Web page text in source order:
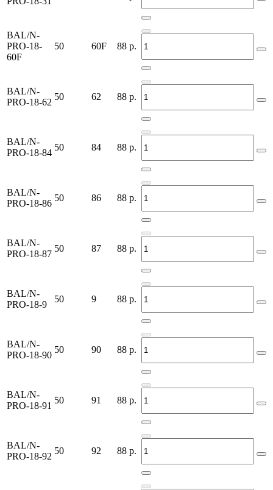
BAL/N-
PRO-18-
60F
50 60F 88 р.
BAL/N-
PRO-18-62
50 62 88 р.
BAL/N-
PRO-18-84
50 84 88 р.
BAL/N-
PRO-18-86
50 86 88 р.
BAL/N-
PRO-18-87
50 87 88 р.
BAL/N-
PRO-18-9
50 9 88 р.
BAL/N-
PRO-18-90
50 90 88 р.
BAL/N-
PRO-18-91
50 91 88 р.
BAL/N-
PRO-18-92
50 92 88 р.